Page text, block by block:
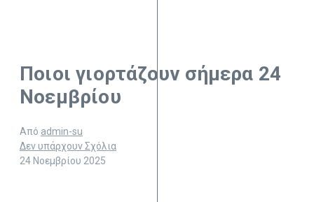
Ποιοι γιορτάζουν σήμερα 24
Νοεμβρίου
Από admin-su
Δεν υπάρχουν Σχόλια
24 Νοεμβρίου 2025